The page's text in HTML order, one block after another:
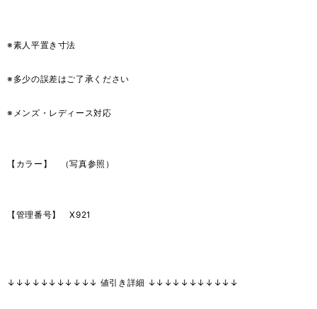
※素人平置き寸法
※多少の誤差はご了承ください
※メンズ・レディース対応
【カラー】 （写真参照）
【管理番号】 X921
↓↓↓↓↓↓↓↓↓↓↓ 値引き詳細 ↓↓↓↓↓↓↓↓↓↓↓